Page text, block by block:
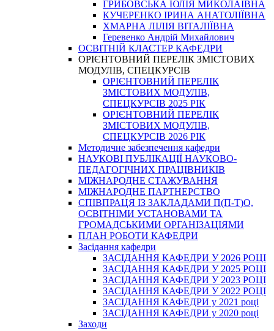
ГРИБОВСЬКА ЮЛІЯ МИКОЛАЇВНА
КУЧЕРЕНКО ІРИНА АНАТОЛІЇВНА
ХМАРНА ЛІЛІЯ ВІТАЛІЇВНА
Геревенко Андрій Михайлович
ОСВІТНІЙ КЛАСТЕР КАФЕДРИ
ОРІЄНТОВНИЙ ПЕРЕЛІК ЗМІСТОВИХ
МОДУЛІВ, СПЕЦКУРСІВ
ОРІЄНТОВНИЙ ПЕРЕЛІК
ЗМІСТОВИХ МОДУЛІВ,
СПЕЦКУРСІВ 2025 РІК
ОРІЄНТОВНИЙ ПЕРЕЛІК
ЗМІСТОВИХ МОДУЛІВ,
СПЕЦКУРСІВ 2026 РІК
Методичне забезпечення кафедри
НАУКОВІ ПУБЛІКАЦІЇ НАУКОВО-
ПЕДАГОГІЧНИХ ПРАЦІВНИКІВ
МІЖНАРОДНЕ СТАЖУВАННЯ
МІЖНАРОДНЕ ПАРТНЕРСТВО
СПІВПРАЦЯ ІЗ ЗАКЛАДАМИ П(П-Т)О,
ОСВІТНІМИ УСТАНОВАМИ ТА
ГРОМАДСЬКИМИ ОРГАНІЗАЦІЯМИ
ПЛАН РОБОТИ КАФЕДРИ
Засідання кафедри
ЗАСІДАННЯ КАФЕДРИ У 2026 РОЦІ
ЗАСІДАННЯ КАФЕДРИ У 2025 РОЦІ
ЗАСІДАННЯ КАФЕДРИ У 2023 РОЦІ
ЗАСІДАННЯ КАФЕДРИ У 2022 РОЦІ
ЗАСІДАННЯ КАФЕДРИ у 2021 році
ЗАСІДАННЯ КАФЕДРИ у 2020 році
Заходи